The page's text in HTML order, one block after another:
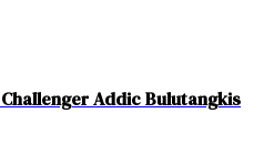
Addic Bulutangkis